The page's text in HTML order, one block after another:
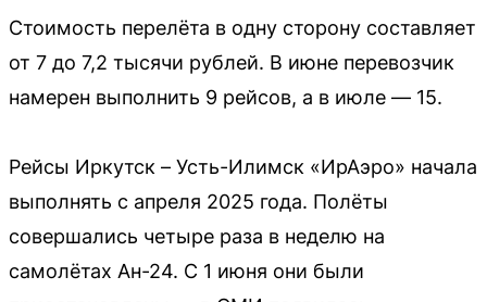
Стоимость перелёта в одну сторону составляет
от 7 до 7,2 тысячи рублей. В июне перевозчик
намерен выполнить 9 рейсов, а в июле — 15.
Рейсы Иркутск – Усть-Илимск «ИрАэро» начала
выполнять с апреля 2025 года. Полёты
совершались четыре раза в неделю на
самолётах Ан-24. С 1 июня они были